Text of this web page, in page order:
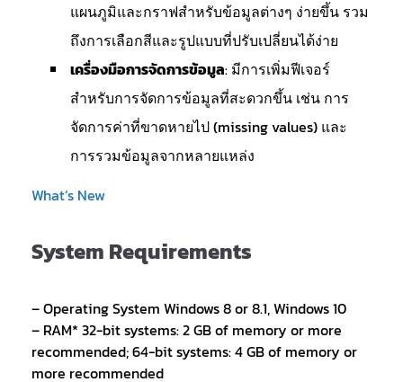
แผนภูมิและกราฟสำหรับข้อมูลต่างๆ ง่ายขึ้น รวม
ถึงการเลือกสีและรูปแบบที่ปรับเปลี่ยนได้ง่าย
เครื่องมือการจัดการข้อมูล: มีการเพิ่มฟีเจอร์
สำหรับการจัดการข้อมูลที่สะดวกขึ้น เช่น การ
จัดการค่าที่ขาดหายไป (missing values) และ
การรวมข้อมูลจากหลายแหล่ง
What’s New
System Requirements
– Operating System Windows 8 or 8.1, Windows 10
– RAM* 32-bit systems: 2 GB of memory or more
recommended; 64-bit systems: 4 GB of memory or
more recommended